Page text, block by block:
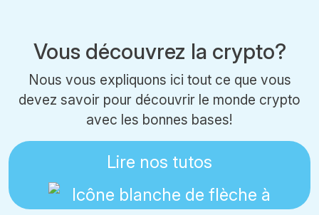
Vous découvrez la crypto?
Nous vous expliquons ici tout ce que vous
devez savoir pour découvrir le monde crypto
avec les bonnes bases!
Lire nos tutos